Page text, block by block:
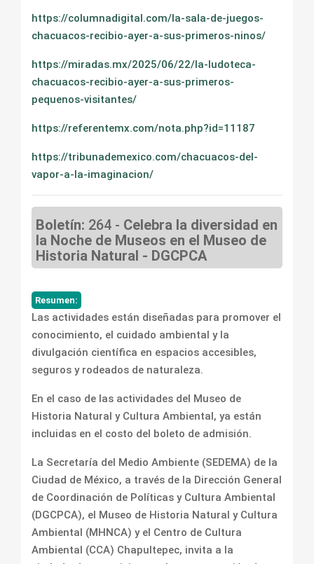
https://columnadigital.com/la-sala-de-juegos-
chacuacos-recibio-ayer-a-sus-primeros-ninos/
https://miradas.mx/2025/06/22/la-ludoteca-
chacuacos-recibio-ayer-a-sus-primeros-
pequenos-visitantes/
https://referentemx.com/nota.php?id=11187
https://tribunademexico.com/chacuacos-del-
vapor-a-la-imaginacion/
Boletín: 264 - Celebra la diversidad en
la Noche de Museos en el Museo de
Historia Natural - DGCPCA
Resumen:
Las actividades están diseñadas para promover el
conocimiento, el cuidado ambiental y la
divulgación científica en espacios accesibles,
seguros y rodeados de naturaleza.
En el caso de las actividades del Museo de
Historia Natural y Cultura Ambiental, ya están
incluidas en el costo del boleto de admisión.
La Secretaría del Medio Ambiente (SEDEMA) de la
Ciudad de México, a través de la Dirección General
de Coordinación de Políticas y Cultura Ambiental
(DGCPCA), el Museo de Historia Natural y Cultura
Ambiental (MHNCA) y el Centro de Cultura
Ambiental (CCA) Chapultepec, invita a la